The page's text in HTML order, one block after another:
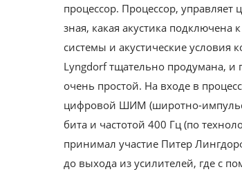
процессор. Процессор,
зная, какая акустика
системы и акустические условия
Lyngdorf тщательно продумана, и
очень простой. На входе в
цифровой ШИМ (широтно-
бита и частотой 400 Гц (по
принимал участие Питер
до выхода из усилителей, где с